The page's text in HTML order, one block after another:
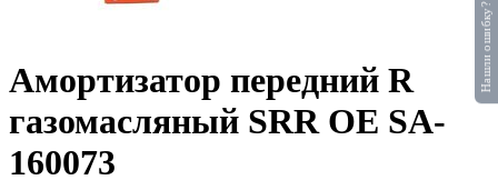
Амортизатор передний R
газомасляный SRR OE SA-
160073
Нашли ошибку?